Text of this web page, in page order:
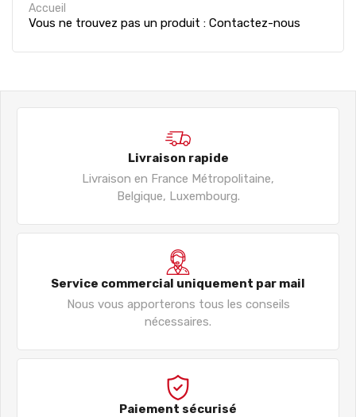
Accueil
Vous ne trouvez pas un produit : Contactez-nous
Livraison rapide
Livraison en France Métropolitaine,
Belgique, Luxembourg.
Service commercial uniquement par mail
Nous vous apporterons tous les conseils
nécessaires.
Paiement sécurisé